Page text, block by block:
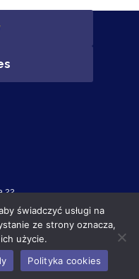
22
32
63
świadczyć usługi na
ze strony oznacza,
użycie.
Polityka cookies